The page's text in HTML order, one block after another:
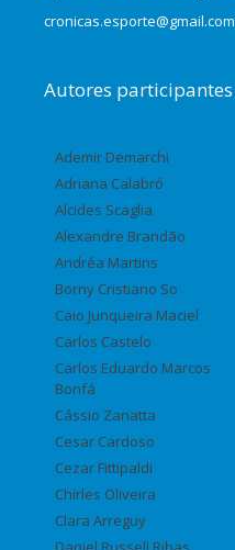
cronicas.esporte@gmail.com
Autores participantes
Ademir Demarchi
Adriana Calabró
Alcides Scaglia
Alexandre Brandão
Andréa Martins
Borny Cristiano So
Caio Junqueira Maciel
Carlos Castelo
Carlos Eduardo Marcos
Bonfá
Cássio Zanatta
Cesar Cardoso
Cezar Fittipaldi
Chirles Oliveira
Clara Arreguy